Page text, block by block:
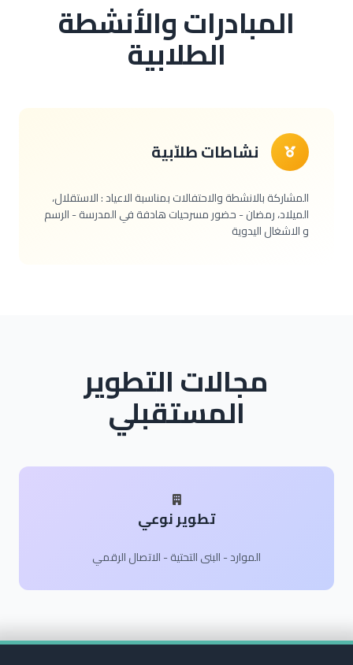
المبادرات والأنشطة
الطلابية
نشاطات طلاّبية
المشاركة بالانشطة والاحتفالات بمناسبة الاعياد : الاستقلال،
الميلاد، رمضان - حضور مسرحيات هادفة في المدرسة - الرسم
و الاشغال اليدوية
مجالات التطوير
المستقبلي
تطوير نوعي
الموارد - البنى التحتية - الاتصال الرقمي